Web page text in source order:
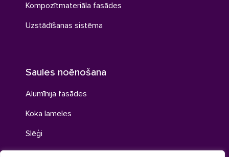
Kompozītmateriāla fasādes
Uzstādīšanas sistēma
Saules noēnošana
Alumīnija fasādes
Koka lameles
Slēģi